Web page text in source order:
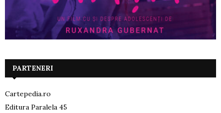
PARTENERI
Cartepedia.ro
Editura Paralela 45